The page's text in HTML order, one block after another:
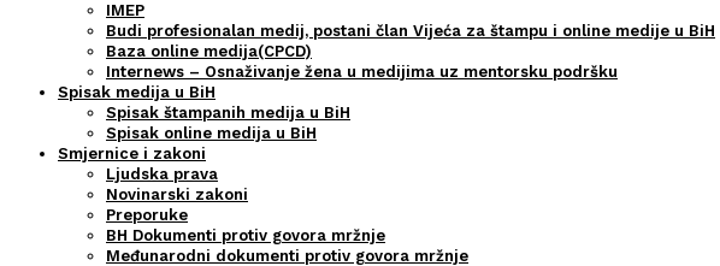
IMEP
Budi profesionalan medij, postani član Vijeća za štampu i online medije u BiH
Baza online medija(CPCD)
Internews – Osnaživanje žena u medijima uz mentorsku podršku
Spisak medija u BiH
Spisak štampanih medija u BiH
Spisak online medija u BiH
Smjernice i zakoni
Ljudska prava
Novinarski zakoni
Preporuke
BH Dokumenti protiv govora mržnje
Međunarodni dokumenti protiv govora mržnje